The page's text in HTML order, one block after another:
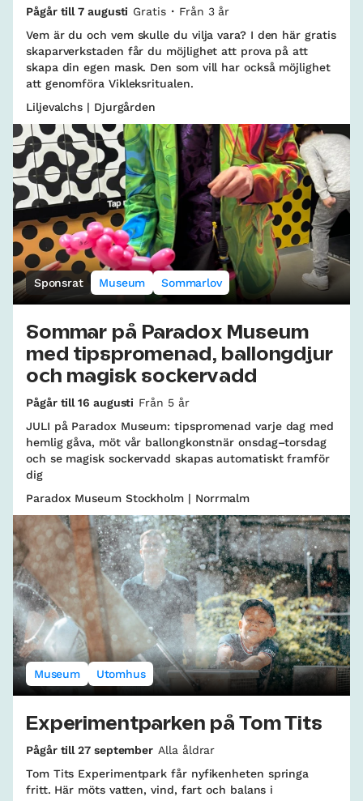
Pågår till 7 augusti Gratis
Från 3 år
Vem är du och vem skulle du vilja vara? I den här gratis
skaparverkstaden får du möjlighet att prova på att
skapa din egen mask. Den som vill har också möjlighet
att genomföra Vikleksritualen.
Liljevalchs | Djurgården
Sponsrat Museum Sommarlov
Sommar på Paradox Museum
med tipspromenad, ballongdjur
och magisk sockervadd
Pågår till 16 augusti Från 5 år
JULI på Paradox Museum: tipspromenad varje dag med
hemlig gåva, möt vår ballongkonstnär onsdag–torsdag
och se magisk sockervadd skapas automatiskt framför
dig
Paradox Museum Stockholm | Norrmalm
Museum Utomhus
Experimentparken på Tom Tits
Pågår till 27 september Alla åldrar
Tom Tits Experimentpark får nyfikenheten springa
fritt. Här möts vatten, vind, fart och balans i